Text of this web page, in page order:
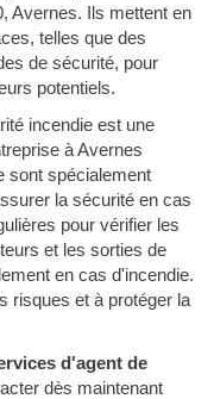
Avernes. Ils mettent en
telles que des
de sécurité, pour
potentiels.
incendie est une
à Avernes
sont spécialement
la sécurité en cas
pour vérifier les
et les sorties de
en cas d'incendie.
risques et à protéger la
d'agent de
dès maintenant